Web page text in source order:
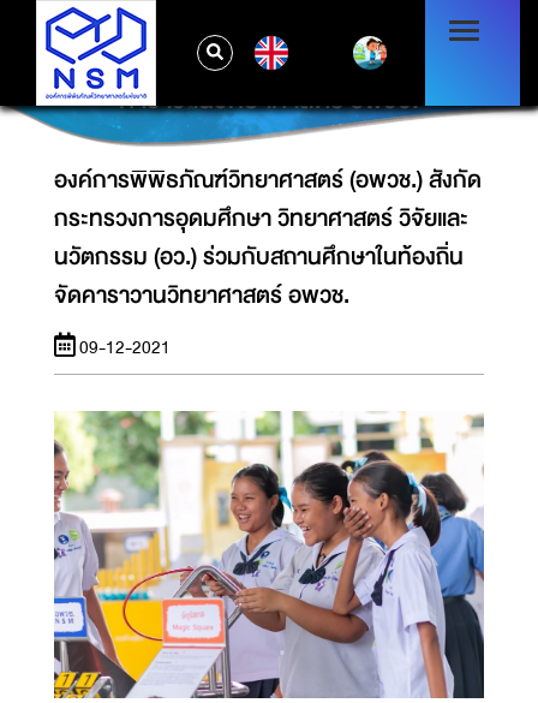
องค์การพิพิธภัณฑ์วิทยาศาสตร์ (อพวช.) สังกัด
กระทรวงการอุดมศึกษา วิทยาศาสตร์ วิจัยและ
นวัตกรรม (อว.) ร่วมกับสถานศึกษาในท้องถิ่น จัด
คาราวานวิทยาศาสตร์ อพวช.
องค์การพิพิธภัณฑ์วิทยาศาสตร์ (อพวช.) สังกัด
กระทรวงการอุดมศึกษา วิทยาศาสตร์ วิจัยและ
นวัตกรรม (อว.) ร่วมกับสถานศึกษาในท้องถิ่น
จัดคาราวานวิทยาศาสตร์ อพวช.
09-12-2021